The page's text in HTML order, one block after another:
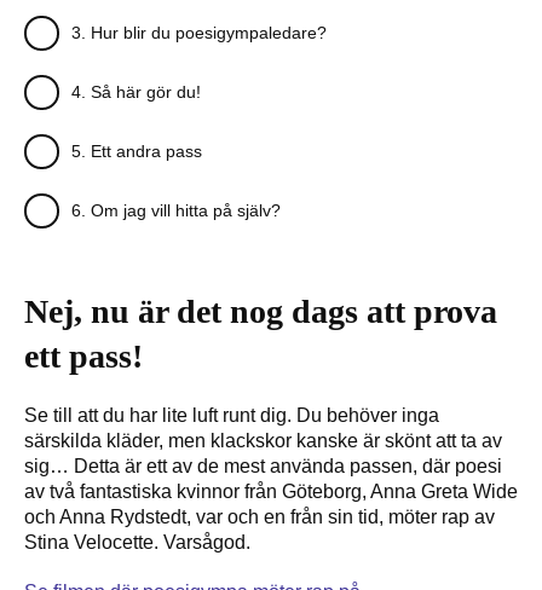
3. Hur blir du poesigympaledare?
4. Så här gör du!
5. Ett andra pass
6. Om jag vill hitta på själv?
Nej, nu är det nog dags att prova
ett pass!
Se till att du har lite luft runt dig. Du behöver inga
särskilda kläder, men klackskor kanske är skönt att ta av
sig… Detta är ett av de mest använda passen, där poesi
av två fantastiska kvinnor från Göteborg, Anna Greta Wide
och Anna Rydstedt, var och en från sin tid, möter rap av
Stina Velocette. Varsågod.